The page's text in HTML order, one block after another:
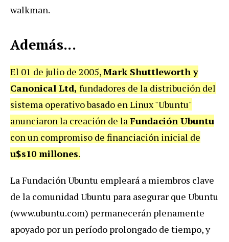
walkman.
Además...
El 01 de julio de 2005,Mark Shuttleworth y
Canonical Ltd, fundadores de la distribución del
sistema operativo basado en Linux "Ubuntu"
anunciaron la creación de laFundación Ubuntu
con un compromiso de financiación inicial de
u$s10 millones.
La Fundación Ubuntu empleará a miembros clave
de la comunidad Ubuntu para asegurar que Ubuntu
(www.ubuntu.com) permanecerán plenamente
apoyado por un período prolongado de tiempo, y